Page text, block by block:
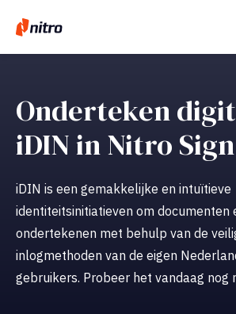
Onderteken
iDIN in Nitro Sign
iDIN is een gemakkelijke en intuïtieve
identiteitsinitiatieven om documenten
ondertekenen met behulp van de
inlogmethoden van de eigen
gebruikers. Probeer het vandaag nog